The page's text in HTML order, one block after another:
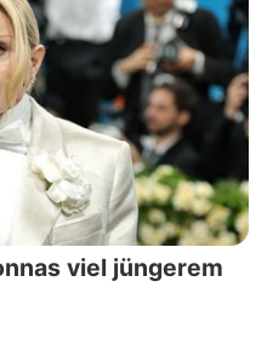
viel jüngerem